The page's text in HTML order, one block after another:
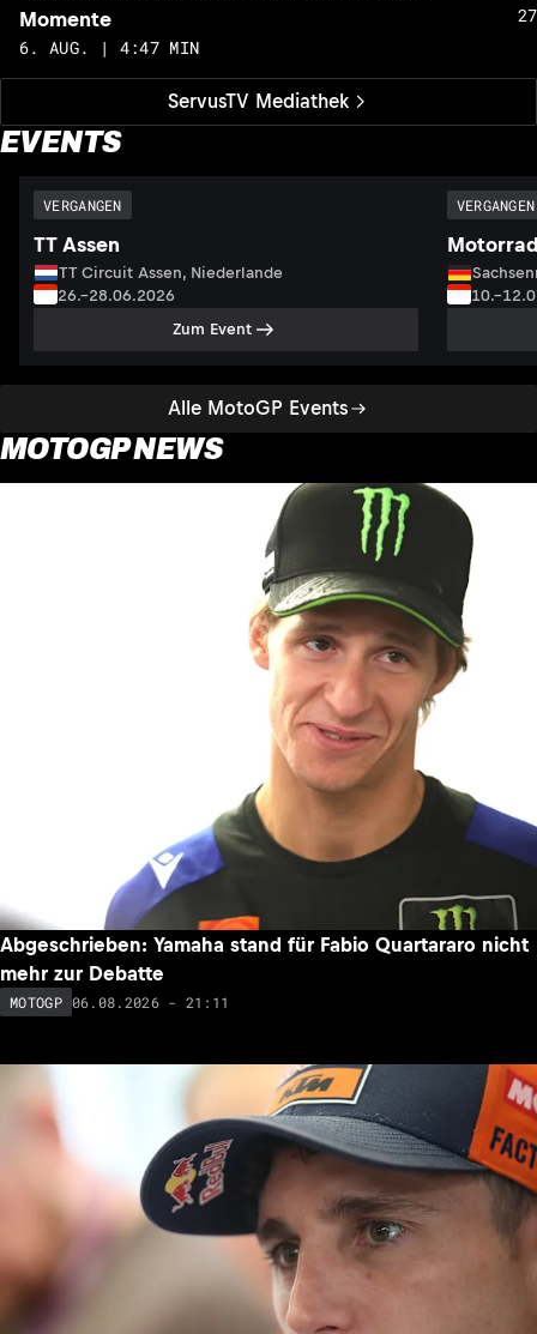
ServusTV Mediathek
Momente
6. AUG. | 4:47 MIN
EVENTS
Alle MotoGP Events
VERGANGEN
TT Assen
TT Circuit Assen, Niederlande
26.–28.06.2026
Zum Event
VERGANGEN
MOTOGP NEWS
Abgeschrieben: Yamaha stand für Fabio Quartararo nicht
mehr zur Debatte
MOTOGP 06.08.2026 - 21:11